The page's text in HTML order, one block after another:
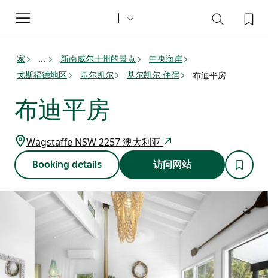
Toggle
navigation
家 ... 新南威尔士州的景点
中央海岸
戈斯福德地区
基尔凯尔 基尔凯尔 住宿 布迪平房
布迪平房
Wagstaffe NSW 2257 澳大利亚
Booking details 访问网站